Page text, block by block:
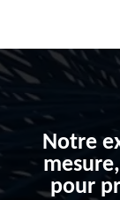
Notre
pour